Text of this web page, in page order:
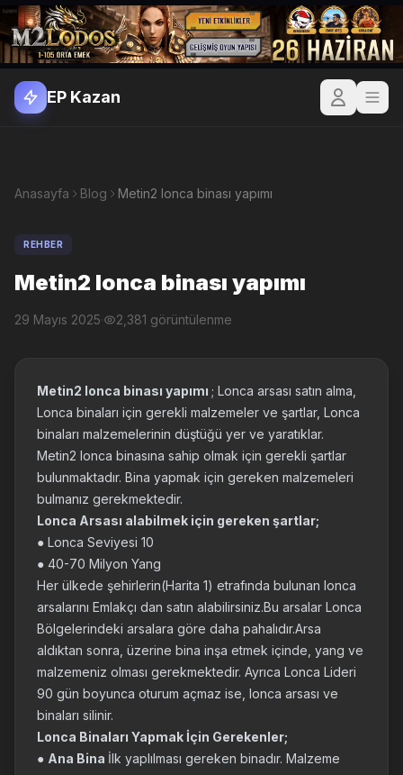
EP Kazan
Anasayfa Blog Metin2 lonca binası yapımı
REHBER
Metin2 lonca binası yapımı
29 Mayıs 2025· 2,381 görüntülenme
Metin2 lonca binası yapımı ; Lonca arsası satın alma,
Lonca binaları için gerekli malzemeler ve şartlar, Lonca
binaları malzemelerinin düştüğü yer ve yaratıklar.
Metin2 lonca binasına sahip olmak için gerekli şartlar
bulunmaktadır. Bina yapmak için gereken malzemeleri
bulmanız gerekmektedir.
Lonca Arsası alabilmek için gereken şartlar;
● Lonca Seviyesi 10
● 40-70 Milyon Yang
Her ülkede şehirlerin(Harita 1) etrafında bulunan lonca
arsalarını Emlakçı dan satın alabilirsiniz.Bu arsalar Lonca
Bölgelerindeki arsalara göre daha pahalıdır.Arsa
aldıktan sonra, üzerine bina inşa etmek içinde, yang ve
malzemeniz olması gerekmektedir. Ayrıca Lonca Lideri
90 gün boyunca oturum açmaz ise, lonca arsası ve
binaları silinir.
Lonca Binaları Yapmak İçin Gerekenler;
● Ana Bina İlk yaplılması gereken binadır. Malzeme